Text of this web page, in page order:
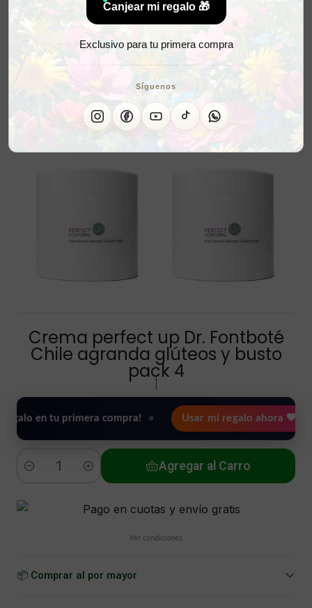
Canjear mi regalo 🎁
Exclusivo para tu primera compra
Síguenos
Crema perfect up Dr. Fontboté
Chile agranda glúteos y busto
pack 4
tu primera compra! • Usar mi regalo ahora 🖤 🎉
Cantidad
Agregar al Carro
Ver condiciones
📦 Comprar al por mayor